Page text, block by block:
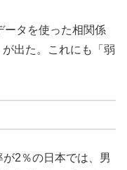
ータを使った相関係
出た。これにも「弱
2％の日本では、男